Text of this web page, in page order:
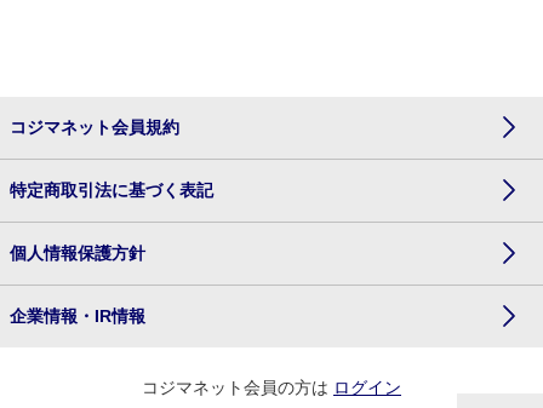
コジマネット会員規約
特定商取引法に基づく表記
個人情報保護方針
企業情報・IR情報
コジマネット会員の方は ログイン